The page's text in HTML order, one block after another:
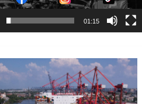
01:15